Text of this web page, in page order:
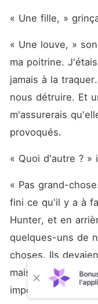
« Une fille, »
« Une louve, »
ma poitrine.
jamais à la
nous détruire. Et
m'assurerais
provoqués.
« Quoi d'autre ?
« Pas grand-
fini ce qu'il y a à
Hunter, et en
quelques-uns de
choses. Ils
maison de Jeremy
importantes.